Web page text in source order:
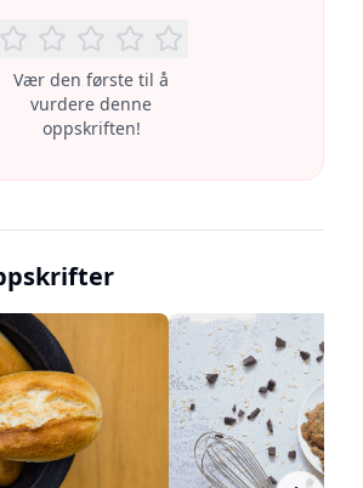
Vær den første til å
vurdere denne
oppskriften!